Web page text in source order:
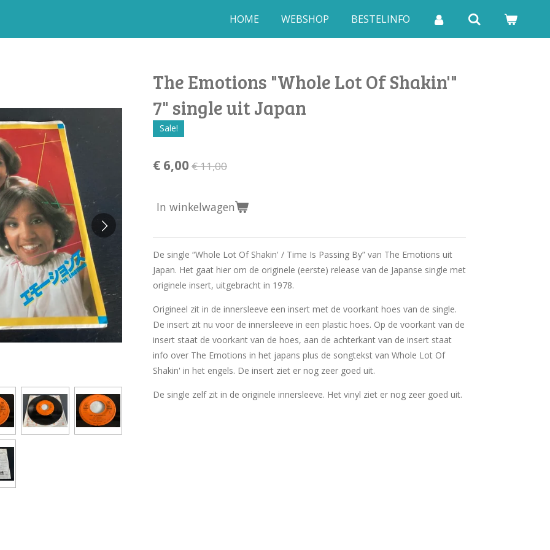
HOME WEBSHOP BESTELINFO
The Emotions "Whole Lot Of Shakin'"
7" single uit Japan
Sale!
€ 6,00 € 11,00
In winkelwagen
De single “Whole Lot Of Shakin' / Time Is Passing By” van The Emotions uit
Japan. Het gaat hier om de originele (eerste) release van de Japanse single met
originele insert, uitgebracht in 1978.
Origineel zit in de innersleeve een insert met de voorkant hoes van de single.
De insert zit nu voor de innersleeve in een plastic hoes. Op de voorkant van de
insert staat de voorkant van de hoes, aan de achterkant van de insert staat
info over The Emotions in het japans plus de songtekst van Whole Lot Of
Shakin' in het engels. De insert ziet er nog zeer goed uit.
De single zelf zit in de originele innersleeve. Het vinyl ziet er nog zeer goed uit.